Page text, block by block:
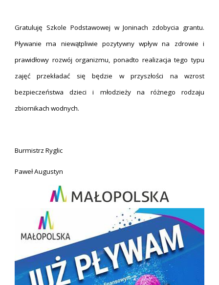
Gratuluję Szkole Podstawowej w Joninach zdobycia grantu.
Pływanie ma niewątpliwie pozytywny wpływ na zdrowie i
prawidłowy rozwój organizmu, ponadto realizacja tego typu
zajęć przekładać się będzie w przyszłości na wzrost
bezpieczeństwa dzieci i młodzieży na różnego rodzaju
zbiornikach wodnych.
Burmistrz Ryglic
Paweł Augustyn